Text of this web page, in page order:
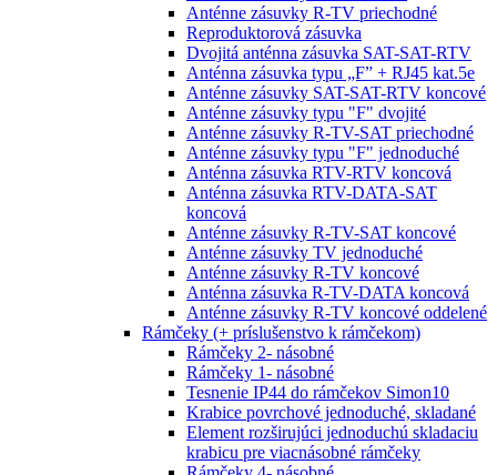
Anténne zásuvky R-TV priechodné
Reproduktorová zásuvka
Dvojitá anténna zásuvka SAT-SAT-RTV
Anténna zásuvka typu „F” + RJ45 kat.5e
Anténne zásuvky SAT-SAT-RTV koncové
Anténne zásuvky typu "F" dvojité
Anténne zásuvky R-TV-SAT priechodné
Anténne zásuvky typu "F" jednoduché
Anténna zásuvka RTV-RTV koncová
Anténna zásuvka RTV-DATA-SAT
koncová
Anténne zásuvky R-TV-SAT koncové
Anténne zásuvky TV jednoduché
Anténne zásuvky R-TV koncové
Anténna zásuvka R-TV-DATA koncová
Anténne zásuvky R-TV koncové oddelené
Rámčeky (+ príslušenstvo k rámčekom)
Rámčeky 2- násobné
Rámčeky 1- násobné
Tesnenie IP44 do rámčekov Simon10
Krabice povrchové jednoduché, skladané
Element rozširujúci jednoduchú skladaciu
krabicu pre viacnásobné rámčeky